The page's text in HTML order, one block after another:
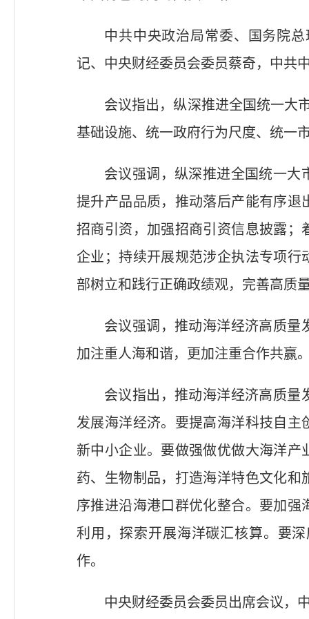
中共中央政治局常委、国务院
记、中央财经委员会委员蔡奇，中共
会议指出，纵深推进全国统一大
基础设施、统一政府行为尺度、统一
会议强调，纵深推进全国统一大
提升产品品质，推动落后产能有序
招商引资，加强招商引资信息披露
企业；持续开展规范涉企执法专项
部树立和践行正确政绩观，完善高质
会议强调，推动海洋经济高质量
加注重人海和谐，更加注重合作共赢
会议指出，推动海洋经济高质量
发展海洋经济。要提高海洋科技自
新中小企业。要做强做优做大海洋
药、生物制品，打造海洋特色文化
序推进沿海港口群优化整合。要加
利用，探索开展海洋碳汇核算。要
作。
中央财经委员会委员出席会议，